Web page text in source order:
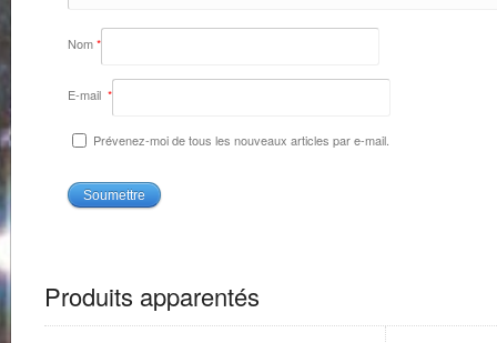
Nom*
E-mail *
Prévenez-moi de tous les nouveaux articles par e-mail.
Produits apparentés